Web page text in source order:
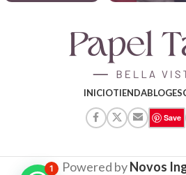
INICIOTIENDABLOG
Save
Powered byNovos
1